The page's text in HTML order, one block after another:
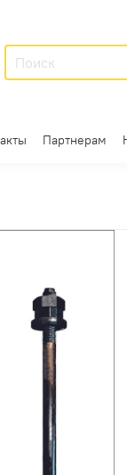
Партнерам